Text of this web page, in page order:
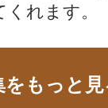
くれます。
をもっと